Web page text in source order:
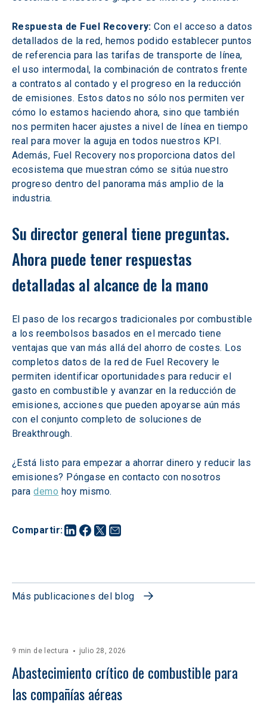
Compartir:
Respuesta de Fuel Recovery: Con el acceso a datos
detallados de la red, hemos podido establecer puntos
de referencia para las tarifas de transporte de línea,
el uso intermodal, la combinación de contratos frente
a contratos al contado y el progreso en la reducción
de emisiones. Estos datos no sólo nos permiten ver
cómo lo estamos haciendo ahora, sino que también
nos permiten hacer ajustes a nivel de línea en tiempo
real para mover la aguja en todos nuestros KPI.
Además, Fuel Recovery nos proporciona datos del
ecosistema que muestran cómo se sitúa nuestro
progreso dentro del panorama más amplio de la
industria.
Su director general tiene preguntas.
Ahora puede tener respuestas
detalladas al alcance de la mano
El paso de los recargos tradicionales por combustible
a los reembolsos basados en el mercado tiene
ventajas que van más allá del ahorro de costes. Los
completos datos de la red de Fuel Recovery le
permiten identificar oportunidades para reducir el
gasto en combustible y avanzar en la reducción de
emisiones, acciones que pueden apoyarse aún más
con el conjunto completo de soluciones de
Breakthrough.
¿Está listo para empezar a ahorrar dinero y reducir las
emisiones? Póngase en contacto con nosotros
para demo hoy mismo.
Más publicaciones del blog
9 min de lectura julio 28, 2026
Abastecimiento crítico de combustible para
las compañías aéreas